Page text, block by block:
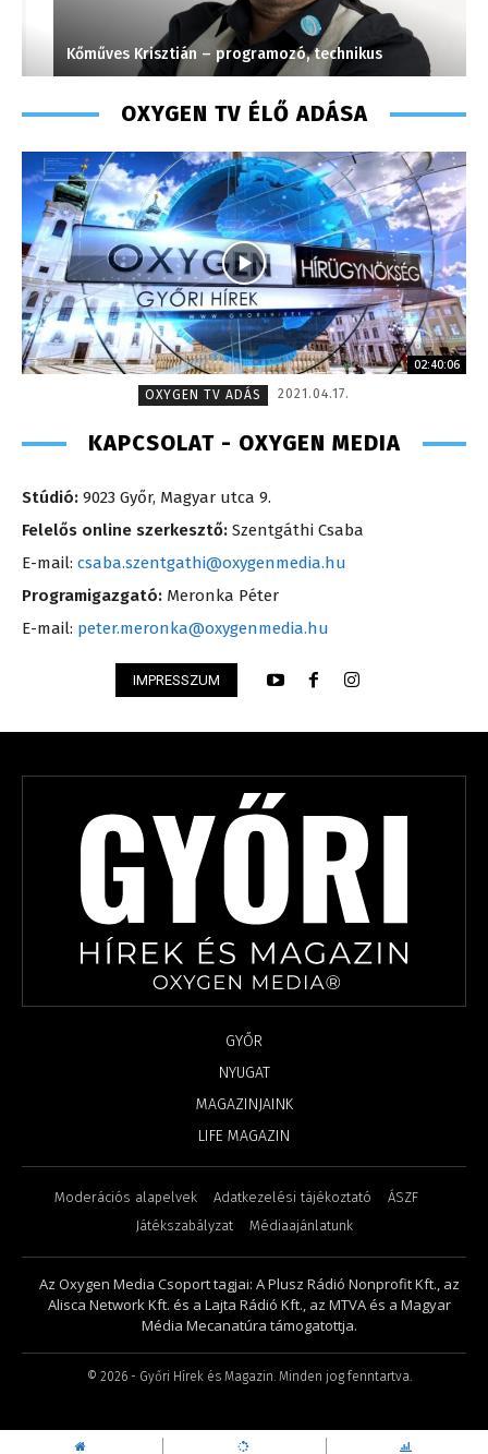
Kőműves Krisztián – programozó, technikus
OXYGEN TV ÉLŐ ADÁSA
02:40:06
OXYGEN TV ADÁS
2021.04.17.
KAPCSOLAT - OXYGEN MEDIA
Stúdió: 9023 Győr, Magyar utca 9.
Felelős online szerkesztő: Szentgáthi Csaba
E-mail: csaba.szentgathi@oxygenmedia.hu
Programigazgató: Meronka Péter
E-mail: peter.meronka@oxygenmedia.hu
IMPRESSZUM
GYŐR
NYUGAT
MAGAZINJAINK
LIFE MAGAZIN
Moderációs alapelvek Adatkezelési tájékoztató
ÁSZF
Játékszabályzat
Médiaajánlatunk
Az Oxygen Media Csoport tagjai: A Plusz Rádió Nonprofit Kft., az
Alisca Network Kft. és a Lajta Rádió Kft., az MTVA és a Magyar
Média Mecanatúra támogatottja.
© 2026 - Győri Hírek és Magazin. Minden jog fenntartva.